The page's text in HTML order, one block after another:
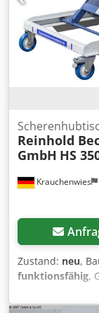
Krauchenwies
Reinhold
GmbH HS
Zustand: neu,
funktionsfähig,
350 kg,